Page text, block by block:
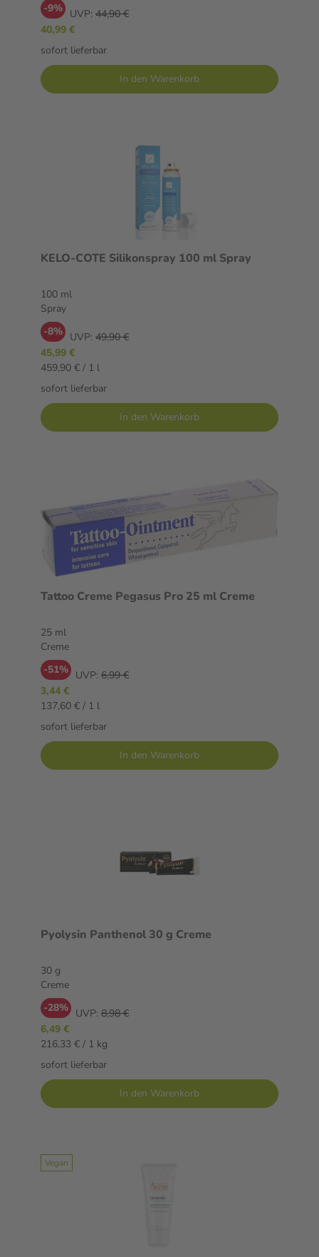
-9% UVP: 44,90 €
40,99 €
sofort lieferbar
In den Warenkorb
KELO-COTE Silikonspray 100 ml Spray
100 ml
Spray
-8% UVP: 49,90 €
45,99 €
459,90 € / 1 l
sofort lieferbar
In den Warenkorb
Tattoo Creme Pegasus Pro 25 ml Creme
25 ml
Creme
-51% UVP: 6,99 €
3,44 €
137,60 € / 1 l
sofort lieferbar
In den Warenkorb
Pyolysin Panthenol 30 g Creme
30 g
Creme
-28% UVP: 8,98 €
6,49 €
216,33 € / 1 kg
sofort lieferbar
In den Warenkorb
Vegan